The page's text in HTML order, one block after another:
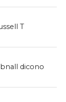
T
dicono